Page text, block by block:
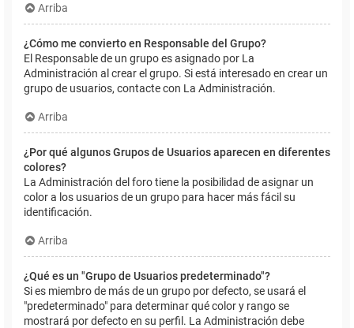
Arriba
¿Cómo me convierto en Responsable del Grupo?
El Responsable de un grupo es asignado por La
Administración al crear el grupo. Si está interesado en crear un
grupo de usuarios, contacte con La Administración.
Arriba
¿Por qué algunos Grupos de Usuarios aparecen en diferentes
colores?
La Administración del foro tiene la posibilidad de asignar un
color a los usuarios de un grupo para hacer más fácil su
identificación.
Arriba
¿Qué es un "Grupo de Usuarios predeterminado"?
Si es miembro de más de un grupo por defecto, se usará el
"predeterminado" para determinar qué color y rango se
mostrará por defecto en su perfil. La Administración debe